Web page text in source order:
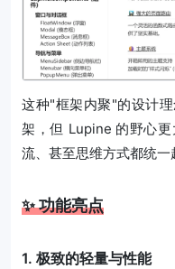
这种"框架内聚"的设计
架，但 Lupine 的野心
流、甚至思维方式都统一
✨ 功能亮点
1. 极致的轻量与性能